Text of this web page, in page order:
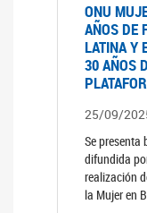
ONU
AÑOS DE
LATINA Y
30 AÑOS
25/09/
Se presenta
difundida
realización
la Mujer en